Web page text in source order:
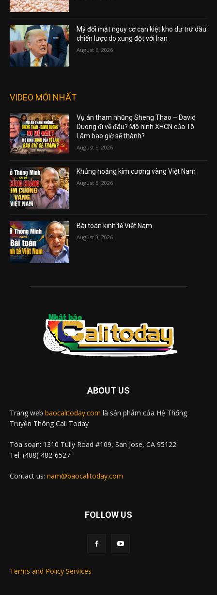
Mỹ đối mặt nguy cơ cạn kiệt kho dự trữ dầu
chiến lược do xung đột với Iran
August 6, 2026
VIDEO MỚI NHẤT
Vụ án tham nhũng Sheng Thao – David
Duong đi về đâu? Mô hình XHCN của Tô
Lâm bao giờ sẽ thành?
August 5, 2026
Khủng hoảng kim cương vàng Việt Nam
August 5, 2026
Bài toán kinh tế Việt Nam
August 3, 2026
ABOUT US
Trang web baocalitoday.com là sản phẩm của Hệ Thống
Truyền Thông Cali Today
Tòa soạn: 1310 Tully Road #109, San Jose, CA 95122
Tel: (408) 482-6527
Contact us: nam@baocalitoday.com
FOLLOW US
Terms and Policy Services